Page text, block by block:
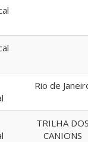
Rio de
TRILHA
CANIONS